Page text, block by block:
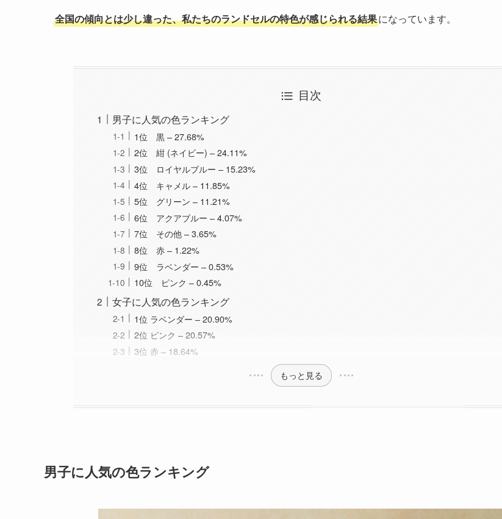
全国の傾向とは少し違った、私たちのランドセルの特色が感じられる結果になっています。
目次
男子に人気の色ランキング
1位 黒 – 27.68%
2位 紺 (ネイビー) – 24.11%
3位 ロイヤルブルー – 15.23%
4位 キャメル – 11.85%
5位 グリーン – 11.21%
6位 アクアブルー – 4.07%
7位 その他 – 3.65%
8位 赤 – 1.22%
9位 ラベンダー – 0.53%
10位 ピンク – 0.45%
女子に人気の色ランキング
1位 ラベンダー – 20.90%
2位 ピンク – 20.57%
3位 赤 – 18.64%
もっと見る
男子に人気の色ランキング